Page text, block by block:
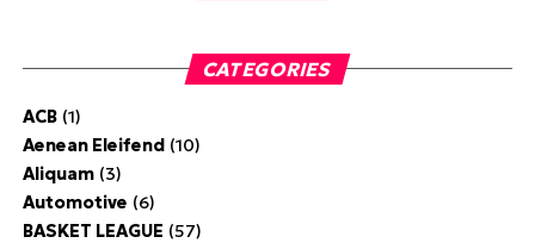
CATEGORIES
ACB(1)
Aenean Eleifend(10)
Aliquam(3)
Automotive (6)
BASKET LEAGUE (57)